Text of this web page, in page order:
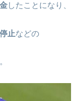
したことになり、
止などの